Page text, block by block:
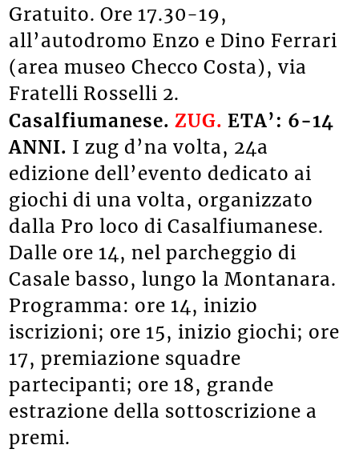
Gratuito. Ore 17.30-19,
all’autodromo Enzo e Dino Ferrari
(area museo Checco Costa), via
Fratelli Rosselli 2.
Casalfiumanese.ZUG. ETA’: 6-14
ANNI. I zug d’na volta, 24a
edizione dell’evento dedicato ai
giochi di una volta, organizzato
dalla Pro loco di Casalfiumanese.
Dalle ore 14, nel parcheggio di
Casale basso, lungo la Montanara.
Programma: ore 14, inizio
iscrizioni; ore 15, inizio giochi; ore
17, premiazione squadre
partecipanti; ore 18, grande
estrazione della sottoscrizione a
premi.